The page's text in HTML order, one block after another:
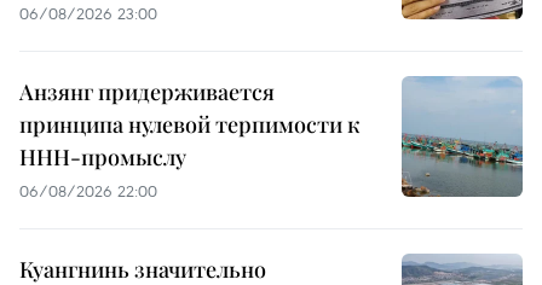
06/08/2026 23:00
Анзянг придерживается
принципа нулевой терпимости к
ННН-промыслу
06/08/2026 22:00
Куангнинь значительно